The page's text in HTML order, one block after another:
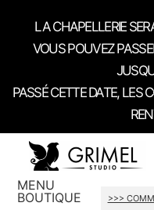
LA CHAPELLERIE
VOUS POUVEZ
PASSÉ CETTE DATE, LES
MENU
BOUTIQUE
>>>